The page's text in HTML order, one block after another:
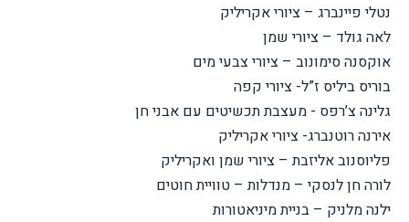
נטלי פיינברג – ציורי אקריליק
לאה גולד – ציורי שמן
אוקסנה סימונוב – ציורי צבעי מים
בוריס ביליס ז”ל- ציורי קפה
גלינה צ’רפס - מעצבת תכשיטים עם אבני חן
אירנה רוטנברג- ציורי אקריליק
פליוסנוב אליזבת – ציורי שמן ואקריליק
לורה חן לנסקי – מנדלות – טוויית חוטים
ילנה מלניק – בניית מיניאטורות